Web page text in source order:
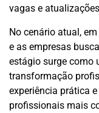
vagas e
No cenário atual,
e as empresas
estágio surge como
transformação
experiência prática
profissionais mais